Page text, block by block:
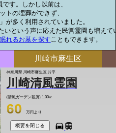
す。しかし以前は、
トの埋葬ができず、
が多く利用されていました。
いという声に応えた民営霊園も増えて
れるお墓を探すこともできます。
川崎市麻生区
神奈川県 川崎市麻生区 片平
川崎清風霊園
(清風ガーデン墓所) 1.00㎡
60 万円より
概要を閉じる